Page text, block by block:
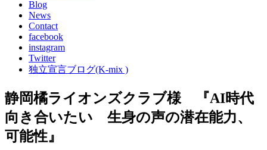
Blog
News
Contact
facebook
instagram
Twitter
独立宣言ブログ(K-mix )
静岡橘ライオンズクラブ様 『AI時代
向き合いたい 生身の声の潜在能力、
可能性』